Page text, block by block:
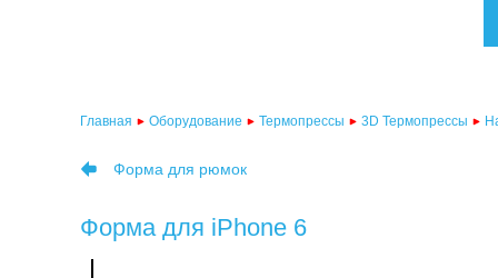
Главная Оборудование Термопрессы 3D Термопрессы
Форма для рюмок
Форма для iPhone 6